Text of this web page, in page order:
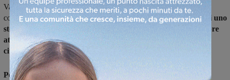
Valdarno Roberto Martini, formulando alla famiglia le più sentite
condoglianze.La prematura scomparsa di Roberto ci priva di uno
storico militante, un cittadino appassionato alla politica, sempre
attento ai bisogni e agli interessi del proprio territorio e della
cittadinanza. Che la terra ti sia lieve Roberto”.
Poi L’Isis Valdarno dove Martini aveva rivestito il ruolo di